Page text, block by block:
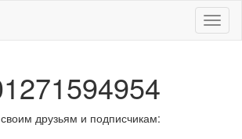
друзьям и подписчикам: